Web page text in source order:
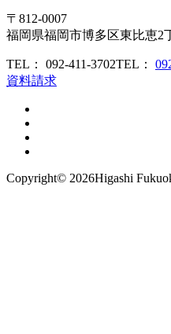
〒812-0007
福岡県福岡市博多区東比恵2
TEL： 092-411-3702TEL：
資料請求
Copyright© 2026Higashi